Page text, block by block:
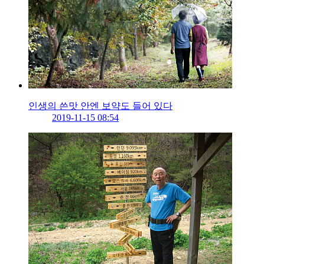
인생의 쓴맛 안엔 보약도 들어 있다
2019-11-15 08:54